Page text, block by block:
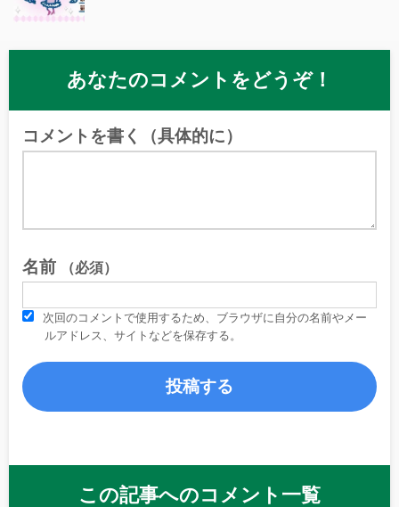
あなたのコメントをどうぞ！
コメントを書く（具体的に）
名前 （必須）
次回のコメントで使用するため、ブラウザに自分の名前やメー
ルアドレス、サイトなどを保存する。
この記事へのコメント一覧